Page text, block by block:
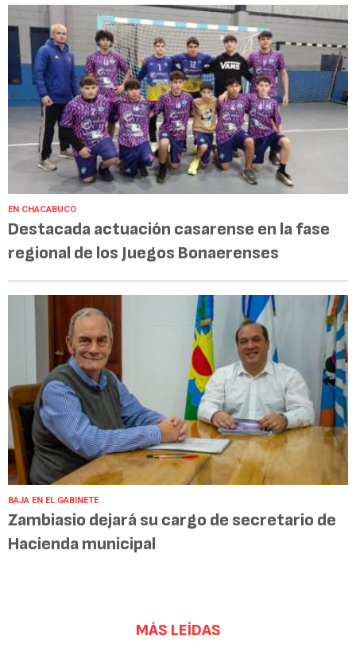
EN CHACABUCO
Destacada actuación casarense en la fase
regional de los Juegos Bonaerenses
BAJA EN EL GABINETE
Zambiasio dejará su cargo de secretario de
Hacienda municipal
MÁS LEÍDAS